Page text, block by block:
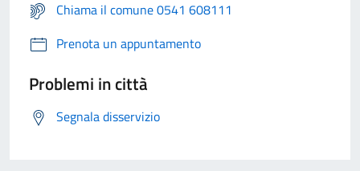
Chiama il comune 0541 608111
Prenota un appuntamento
Problemi in città
Segnala disservizio